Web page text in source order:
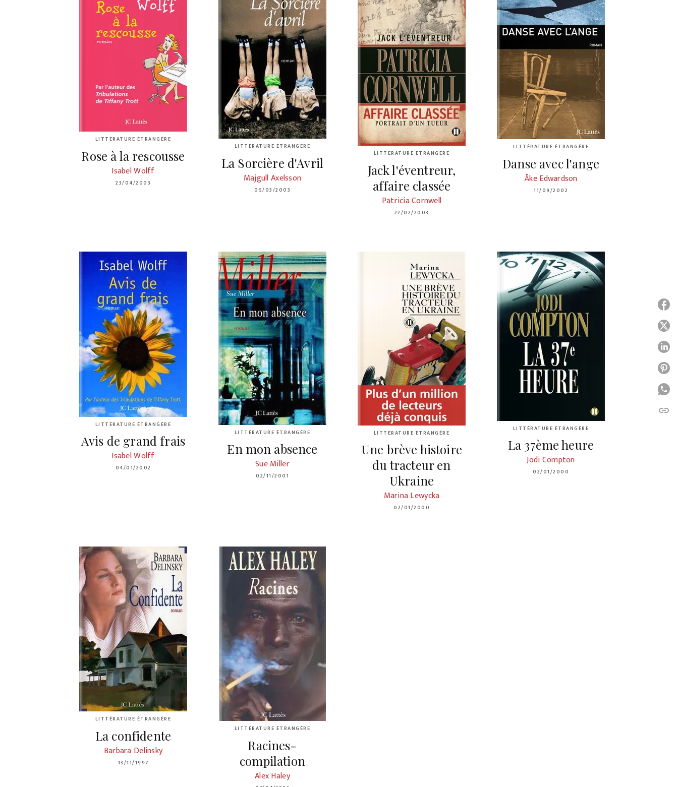
LITTÉRATURE ÉTRANGÈRE
Rose à la rescousse
Isabel Wolff
23/04/2003
LITTÉRATURE ÉTRANGÈRE
La Sorcière d'Avril
Majgull Axelsson
05/03/2003
LITTÉRATURE ÉTRANGÈRE
Jack l'éventreur,
affaire classée
Patricia Cornwell
22/02/2003
LITTÉRATURE ÉTRANGÈRE
Danse avec l'ange
Åke Edwardson
11/09/2002
LITTÉRATURE ÉTRANGÈRE
Avis de grand frais
Isabel Wolff
04/01/2002
LITTÉRATURE ÉTRANGÈRE
En mon absence
Sue Miller
02/11/2001
LITTÉRATURE ÉTRANGÈRE
Une brève histoire
du tracteur en
Ukraine
Marina Lewycka
02/01/2000
LITTÉRATURE ÉTRANGÈRE
La 37ème heure
Jodi Compton
02/01/2000
LITTÉRATURE ÉTRANGÈRE
La confidente
Barbara Delinsky
13/11/1997
LITTÉRATURE ÉTRANGÈRE
Racines-
compilation
Alex Haley
link